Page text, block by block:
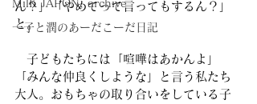
MilK JAPON, archive
一子と潤のあーだこーだ日記
ん？」「やめてって言ってもするん？」
と。
子どもたちには「喧嘩はあかんよ」
「みんな仲良くしような」と言う私たち
大人。おもちゃの取り合いをしている子